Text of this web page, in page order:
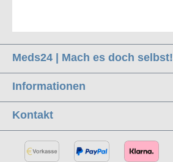
Meds24 | Mach es doch selbst!
Informationen
Kontakt